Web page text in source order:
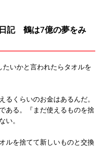
記 鶴は7億の夢をみ
いかと言われたらタオルを
くらいのお金はあるんだ。
ある。『まだ使えるものを捨
い。
ルを捨てて新しいものと交換